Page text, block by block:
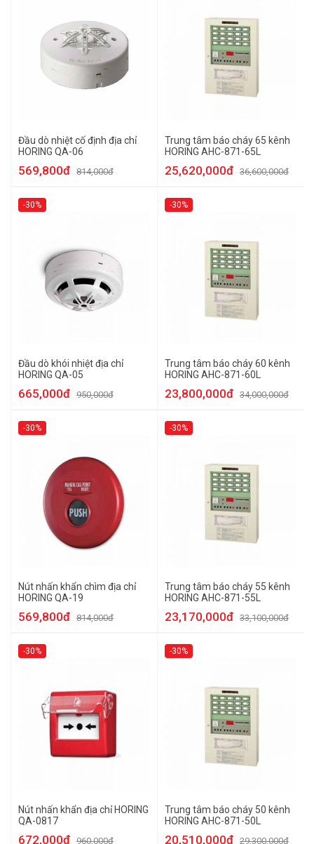
Đầu dò nhiệt cố định địa chỉ
HORING QA-06
569,800đ 814,000đ
Trung tâm báo cháy 65 kênh
HORING AHC-871-65L
25,620,000đ 36,600,000đ
-30%
Đầu dò khói nhiệt địa chỉ
HORING QA-05
665,000đ 950,000đ
-30%
Trung tâm báo cháy 60 kênh
HORING AHC-871-60L
23,800,000đ 34,000,000đ
-30%
Nút nhấn khẩn chìm địa chỉ
HORING QA-19
569,800đ 814,000đ
-30%
Trung tâm báo cháy 55 kênh
HORING AHC-871-55L
23,170,000đ 33,100,000đ
-30%
Nút nhấn khẩn địa chỉ HORING
QA-0817
672,000đ 960,000đ
-30%
Trung tâm báo cháy 50 kênh
HORING AHC-871-50L
20,510,000đ 29,300,000đ